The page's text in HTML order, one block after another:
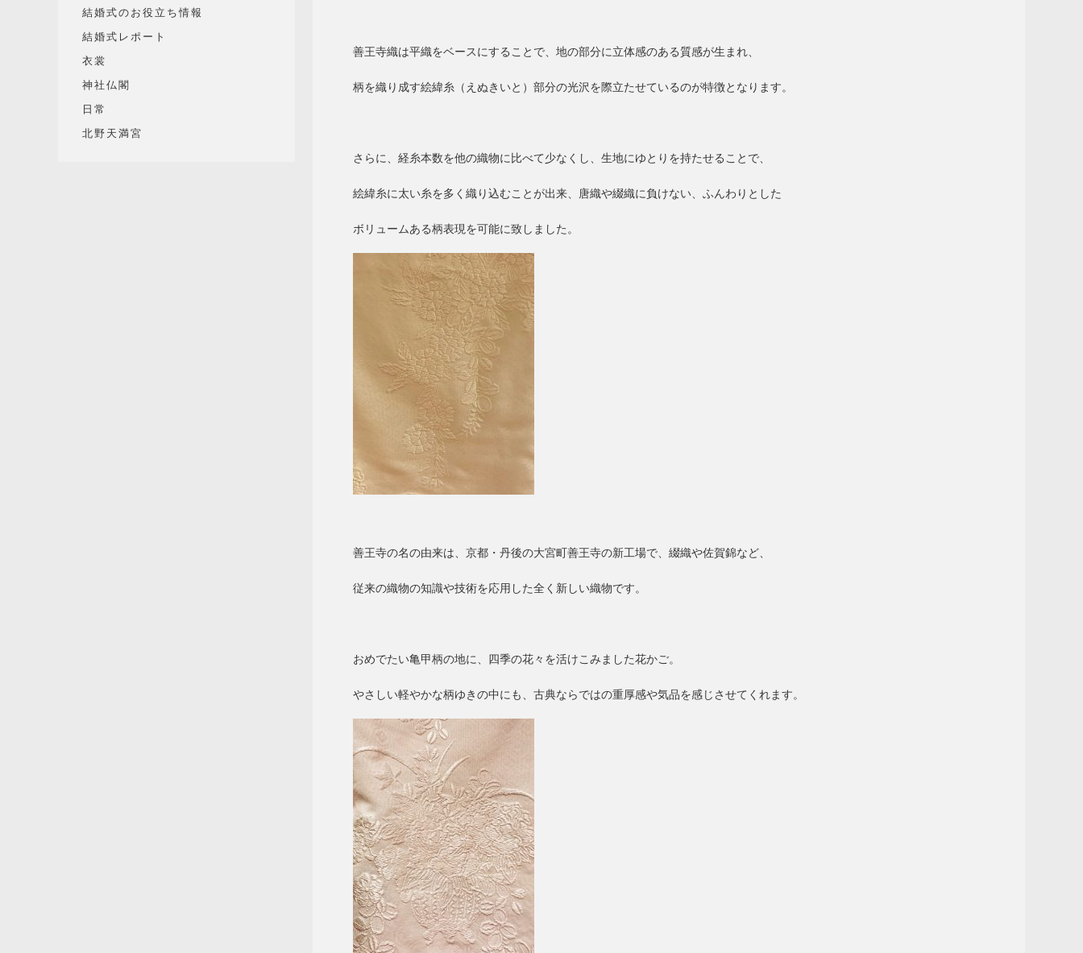
善王寺織は平織をベースにすることで、地の部分に立体感のある質感が生まれ、
柄を織り成す絵緯糸（えぬきいと）部分の光沢を際立たせているのが特徴となります。
さらに、経糸本数を他の織物に比べて少なくし、生地にゆとりを持たせることで、
絵緯糸に太い糸を多く織り込むことが出来、唐織や綴織に負けない、ふんわりとした
ボリュームある柄表現を可能に致しました。
善王寺の名の由来は、京都・丹後の大宮町善王寺の新工場で、綴織や佐賀錦など、
従来の織物の知識や技術を応用した全く新しい織物です。
おめでたい亀甲柄の地に、四季の花々を活けこみました花かご。
やさしい軽やかな柄ゆきの中にも、古典ならではの重厚感や気品を感じさせてくれます。
結婚式のお役立ち情報
結婚式レポート
衣裳
神社仏閣
日常
北野天満宮